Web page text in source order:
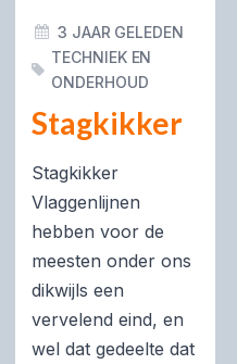
Stagkikker
3 JAAR GELEDEN
TECHNIEK EN
ONDERHOUD
Stagkikker
Vlaggenlijnen
hebben voor de
meesten onder ons
dikwijls een
vervelend eind, en
wel dat gedeelte dat